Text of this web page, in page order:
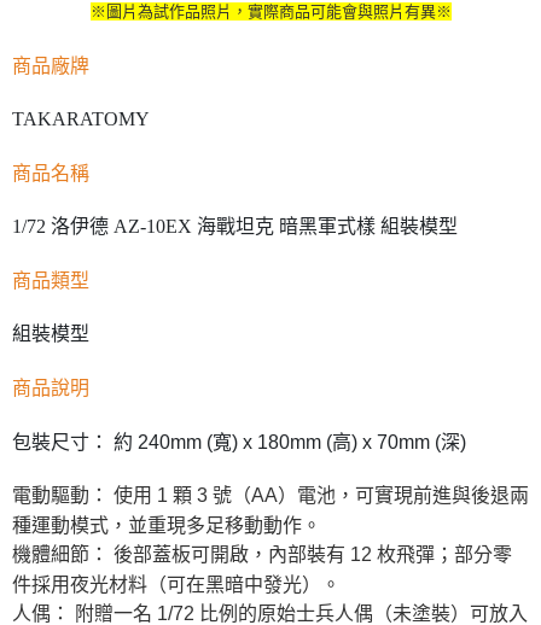
※圖片為試作品照片，實際商品可能會與照片有異※
商品廠牌
TAKARATOMY
商品名稱
1/72 洛伊德 AZ-10EX 海戰坦克 暗黑軍式樣 組裝模型
商品類型
組裝模型
商品說明
包裝尺寸： 約 240mm (寬) x 180mm (高) x 70mm (深)
電動驅動： 使用 1 顆 3 號（AA）電池，可實現前進與後退兩
種運動模式，並重現多足移動動作。
機體細節： 後部蓋板可開啟，內部裝有 12 枚飛彈；部分零
件採用夜光材料（可在黑暗中發光）。
人偶： 附贈一名 1/72 比例的原始士兵人偶（未塗裝）可放入